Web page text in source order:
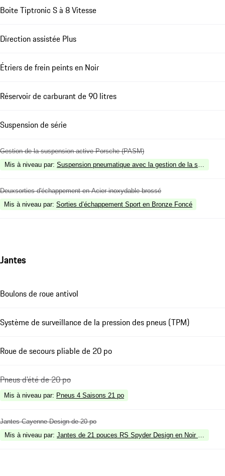
Boite Tiptronic S à 8 Vitesse
Direction assistée Plus
Étriers de frein peints en Noir
Réservoir de carburant de 90 litres
Suspension de série
Gestion de la suspension active Porsche (PASM)
Mis à niveau par: Suspension pneumatique avec la gestion de la
Deuxsorties d'échappement en Acier inoxydable brossé
Mis à niveau par: Sorties d’échappement Sport en Bronze Foncé
Jantes
Boulons de roue antivol
Système de surveillance de la pression des pneus (TPM)
Roue de secours pliable de 20 po
Pneus d'été de 20 po
Mis à niveau par: Pneus 4 Saisons 21 po
Jantes Cayenne Design de 20 po
Mis à niveau par: Jantes de 21 pouces RS Spyder Design en Noir Satiné